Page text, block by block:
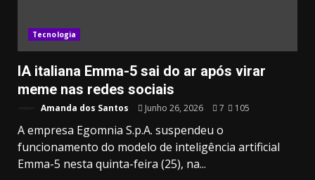
Tecnologia
IA italiana Emma-5 sai do ar após virar
meme nas redes sociais
Amanda dos Santos Junho 26, 2026 7 105
A empresa Egomnia S.p.A. suspendeu o
funcionamento do modelo de inteligência artificial
Emma-5 nesta quinta-feira (25), na...